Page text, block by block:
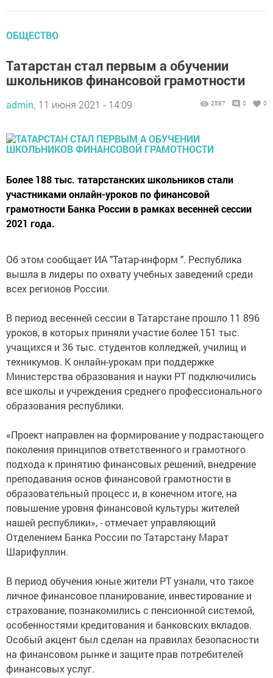
ОБЩЕСТВО
Татарстан стал первым а обучении
школьников финансовой грамотности
admin, 11 июня 2021 - 14:09 2587 0 0
Более 188 тыс. татарстанских школьников стали
участниками онлайн-уроков по финансовой
грамотности Банка России в рамках весенней сессии
2021 года.
Об этом сообщает ИА "Татар-информ ". Республика
вышла в лидеры по охвату учебных заведений среди
всех регионов России.
В период весенней сессии в Татарстане прошло 11 896
уроков, в которых приняли участие более 151 тыс.
учащихся и 36 тыс. студентов колледжей, училищ и
техникумов. К онлайн-урокам при поддержке
Министерства образования и науки РТ подключились
все школы и учреждения среднего профессионального
образования республики.
«Проект направлен на формирование у подрастающего
поколения принципов ответственного и грамотного
подхода к принятию финансовых решений, внедрение
преподавания основ финансовой грамотности в
образовательный процесс и, в конечном итоге, на
повышение уровня финансовой культуры жителей
нашей республики», - отмечает управляющий
Отделением Банка России по Татарстану Марат
Шарифуллин.
В период обучения юные жители РТ узнали, что такое
личное финансовое планирование, инвестирование и
страхование, познакомились с пенсионной системой,
особенностями кредитования и банковских вкладов.
Особый акцент был сделан на правилах безопасности
на финансовом рынке и защите прав потребителей
финансовых услуг.